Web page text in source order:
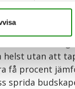
användas
helst utan att
få procent
sprida